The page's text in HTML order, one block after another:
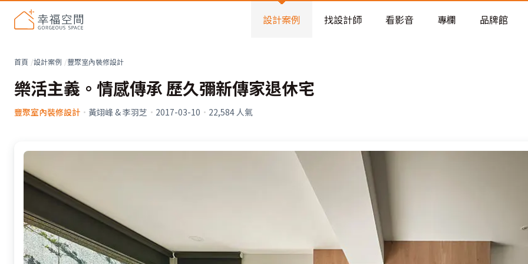
看不見的居家風險和翻新關鍵
老屋預算分配與高 CP 值煥新術
設計案例 找設計師 看影音 專欄 品牌館
首頁 設計案例 豐聚室內裝修設計
樂活主義。情感傳承 歷久彌新傳家退休宅
豐聚室內裝修設計 · 黃翊峰 & 李羽芝 · 2017-03-10 · 22,584人氣